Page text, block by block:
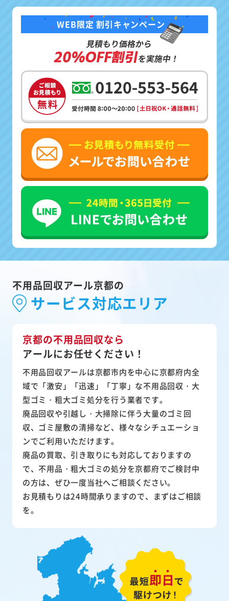
WEB限定 割引キャンペーン
見積もり価格から
20%OFF割引を実施中！
不用品回収アール京都の
サービス対応エリア
京都の不用品回収なら
アールにお任せください！
不用品回収アールは京都市内を中心に京都府内全
域で「激安」「迅速」「丁寧」な不用品回収・大
型ゴミ・粗大ゴミ処分を行う業者です。
廃品回収や引越し・大掃除に伴う大量のゴミ回
収、ゴミ屋敷の清掃など、様々なシチュエーショ
ンでご利用いただけます。
廃品の買取、引き取りにも対応しておりますの
で、不用品・粗大ゴミの処分を京都府でご検討中
の方は、ぜひ一度当社へご相談ください。
お見積もりは24時間承りますので、まずはご相談
を。